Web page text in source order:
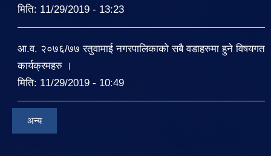
मिति: 11/29/2019 - 13:23
आ.व. २०७६/७७ रतुवामाई नगरपालिकाको सबै वडाहरुमा हुने विषयगत
कार्यक्रमहरु ।
मिति: 11/29/2019 - 10:49
अन्य